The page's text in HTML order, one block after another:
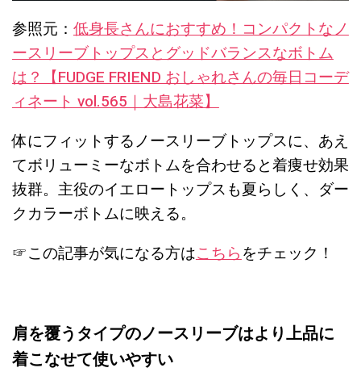
参照元： 低身長さんにおすすめ！コンパクトなノ
ースリーブトップスとグッドバランスなボトム
は？【FUDGE FRIEND おしゃれさんの毎日コーデ
ィネート vol.565｜大島花菜】
体にフィットするノースリーブトップスに、あえ
てボリューミーなボトムを合わせると着痩せ効果
抜群。主役のイエロートップスも夏らしく、ダー
クカラーボトムに映える。
☞この記事が気になる方はこちらをチェック！
肩を覆うタイプのノースリーブはより上品に
着こなせて使いやすい